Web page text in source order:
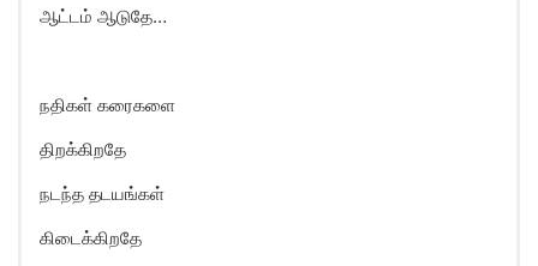
ஆட்டம் ஆடுதே…
நதிகள் கரைகளை
திறக்கிறதே
நடந்த தடயங்கள்
கிடைக்கிறதே